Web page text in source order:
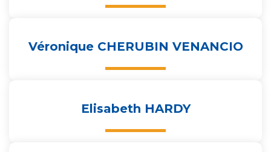
Véronique CHERUBIN VENANCIO
Elisabeth HARDY